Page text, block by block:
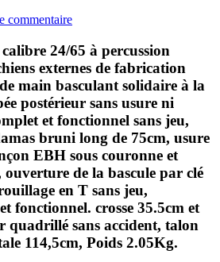
commentaire
24/65 à percussion
externes de fabrication
main basculant solidaire à la
postérieur sans usure ni
et fonctionnel sans jeu,
bruni long de 75cm, usure
EBH sous couronne et
de la bascule par clé
en T sans jeu,
fonctionnel. crosse 35.5cm et
quadrillé sans accident, talon
114,5cm, Poids 2.05Kg.